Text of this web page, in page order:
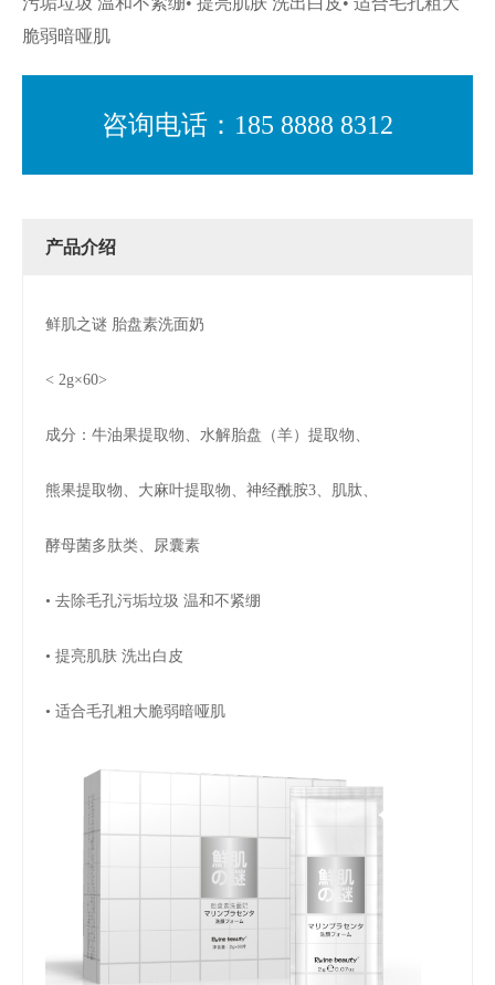
脆弱暗哑肌
咨询电话：185 8888 8312
产品介绍
鲜肌之谜 胎盘素洗面奶
< 2g×60>
成分：牛油果提取物、水解胎盘（羊）提取物、
熊果提取物、大麻叶提取物、神经酰胺3、肌肽、
酵母菌多肽类、尿囊素
• 去除毛孔污垢垃圾 温和不紧绷
• 提亮肌肤 洗出白皮
• 适合毛孔粗大脆弱暗哑肌